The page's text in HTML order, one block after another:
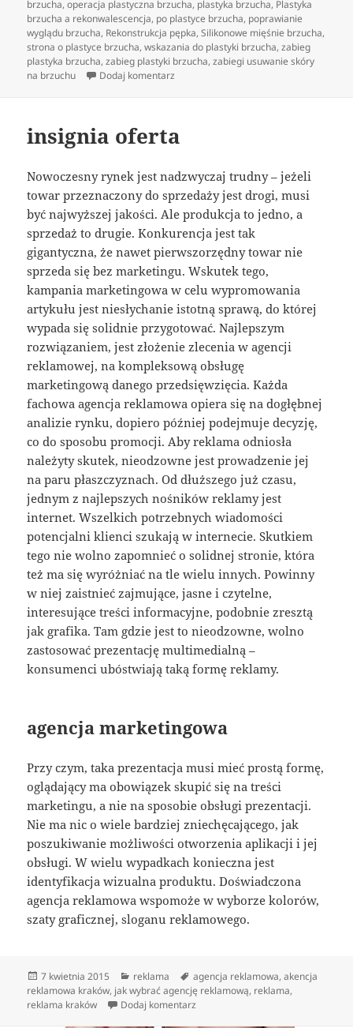
brzucha,operacja plastyczna brzucha, plastyka brzucha, Plastyka
brzucha a rekonwalescencja, po plastyce brzucha, poprawianie
wyglądu brzucha, Rekonstrukcja pępka,Silikonowe mięśnie brzucha,
strona o plastyce brzucha,wskazania do plastyki brzucha,zabieg
plastyka brzucha,zabieg plastyki brzucha,zabiegi usuwanie skóry
na brzuchu
Dodaj komentarz
insignia oferta
Nowoczesny rynek jest nadzwyczaj trudny – jeżeli
towar przeznaczony do sprzedaży jest drogi, musi
być najwyższej jakości. Ale produkcja to jedno, a
sprzedaż to drugie. Konkurencja jest tak
gigantyczna, że nawet pierwszorzędny towar nie
sprzeda się bez marketingu. Wskutek tego,
kampania marketingowa w celu wypromowania
artykułu jest niesłychanie istotną sprawą, do której
wypada się solidnie przygotować. Najlepszym
rozwiązaniem, jest złożenie zlecenia w agencji
reklamowej, na kompleksową obsługę
marketingową danego przedsięwzięcia. Każda
fachowa agencja reklamowa opiera się na dogłębnej
analizie rynku, dopiero później podejmuje decyzję,
co do sposobu promocji. Aby reklama odniosła
należyty skutek, nieodzowne jest prowadzenie jej
na paru płaszczyznach. Od dłuższego już czasu,
jednym z najlepszych nośników reklamy jest
internet. Wszelkich potrzebnych wiadomości
potencjalni klienci szukają w internecie. Skutkiem
tego nie wolno zapomnieć o solidnej stronie, która
też ma się wyróżniać na tle wielu innych. Powinny
w niej zaistnieć zajmujące, jasne i czytelne,
interesujące treści informacyjne, podobnie zresztą
jak grafika. Tam gdzie jest to nieodzowne, wolno
zastosować prezentację multimedialną –
konsumenci ubóstwiają taką formę reklamy.
agencja marketingowa
Przy czym, taka prezentacja musi mieć prostą formę,
oglądający ma obowiązek skupić się na treści
marketingu, a nie na sposobie obsługi prezentacji.
Nie ma nic o wiele bardziej zniechęcającego, jak
poszukiwanie możliwości otworzenia aplikacji i jej
obsługi. W wielu wypadkach konieczna jest
identyfikacja wizualna produktu. Doświadczona
agencja reklamowa wspomoże w wyborze kolorów,
szaty graficznej, sloganu reklamowego.
Data
publikacji
7 kwietnia 2015 Kategorie
reklama Tagi
agencja reklamowa,akencja
reklamowa kraków, jak wybrać agencję reklamową, reklama,
reklama kraków
Dodaj komentarz